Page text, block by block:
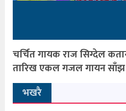
चर्चित गायक राज सिग्देल
तारिख एकल गजल गायन
भखरै